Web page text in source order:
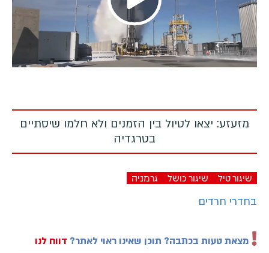
Play
מזעזע: יצאו לטיול בין הזמנים ולא חלמו שיסתיים
בטרגדיה
שיגור טיל שיגור כושל גרמניה
בחדרי חרדים
מצאת טעות בכתבה? תוכן שאינו ראוי לאתר? דווח לנו